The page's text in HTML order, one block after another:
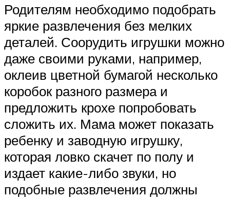
Родителям необходимо подобрать
яркие развлечения без мелких
деталей. Соорудить игрушки можно
даже своими руками, например,
оклеив цветной бумагой несколько
коробок разного размера и
предложить крохе попробовать
сложить их. Мама может показать
ребенку и заводную игрушку,
которая ловко скачет по полу и
издает какие-либо звуки, но
подобные развлечения должны